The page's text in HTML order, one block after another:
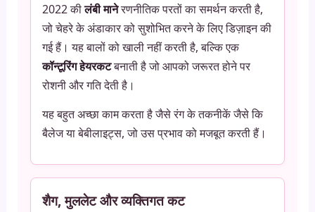
2022 कीलंबी मानेरणनीतिक परतों का समर्थन करती है,
जो चेहरे के अंडाकार को सुशोभित करने के लिए डिज़ाइन की
गई हैं। यह बालों को खाली नहीं करती है, बल्कि एक
कॉन्टूरिंग हेयरकटबनाती है जो आपको जरूरत होने पर
रोशनी और गति देती है।
यह बहुत अच्छा काम करता है जैसे रंग के तकनीकें जैसे कि
बैलेज या बेबीलाइट्स, जो उस प्रभाव को मजबूत करती हैं।
शैग, मुललेट और व्यक्तिगत कट